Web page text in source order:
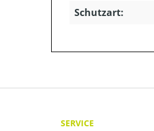
Schutzart:
SERVICE